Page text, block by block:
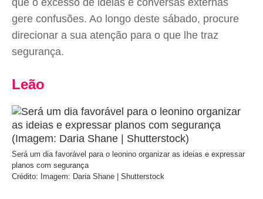
que o excesso de ideias e conversas externas
gere confusões. Ao longo deste sábado, procure
direcionar a sua atenção para o que lhe traz
segurança.
Leão
Será um dia favorável para o leonino organizar as ideias e expressar
planos com segurança
Crédito: Imagem: Daria Shane | Shutterstock